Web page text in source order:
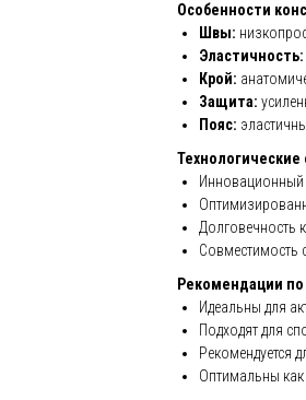
Особенности
Швы:
Эластичность:
Крой:
Защита:
Пояс:
Технологические
Инновационный
Долговечность
Совместимость
Рекомендации
Идеальны для
Подходят для
Рекомендуется
Оптимальны